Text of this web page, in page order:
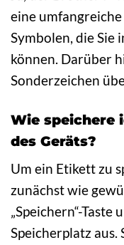
eine
Symbolen, die Sie
können. Darüber
Sonderzeichen
Wie speichere
des Geräts?
Um ein Etikett zu
zunächst wie
„Speichern“-Taste
Speicherplatz aus.